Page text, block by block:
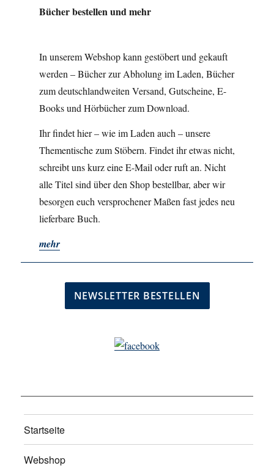
Bücher bestellen und mehr
In unserem Webshop kann gestöbert und gekauft
werden – Bücher zur Abholung im Laden, Bücher
zum deutschlandweiten Versand, Gutscheine, E-
Books und Hörbücher zum Download.
Ihr findet hier – wie im Laden auch – unsere
Thementische zum Stöbern. Findet ihr etwas nicht,
schreibt uns kurz eine E-Mail oder ruft an. Nicht
alle Titel sind über den Shop bestellbar, aber wir
besorgen euch versprochener Maßen fast jedes neu
lieferbare Buch.
mehr
Startseite
Webshop